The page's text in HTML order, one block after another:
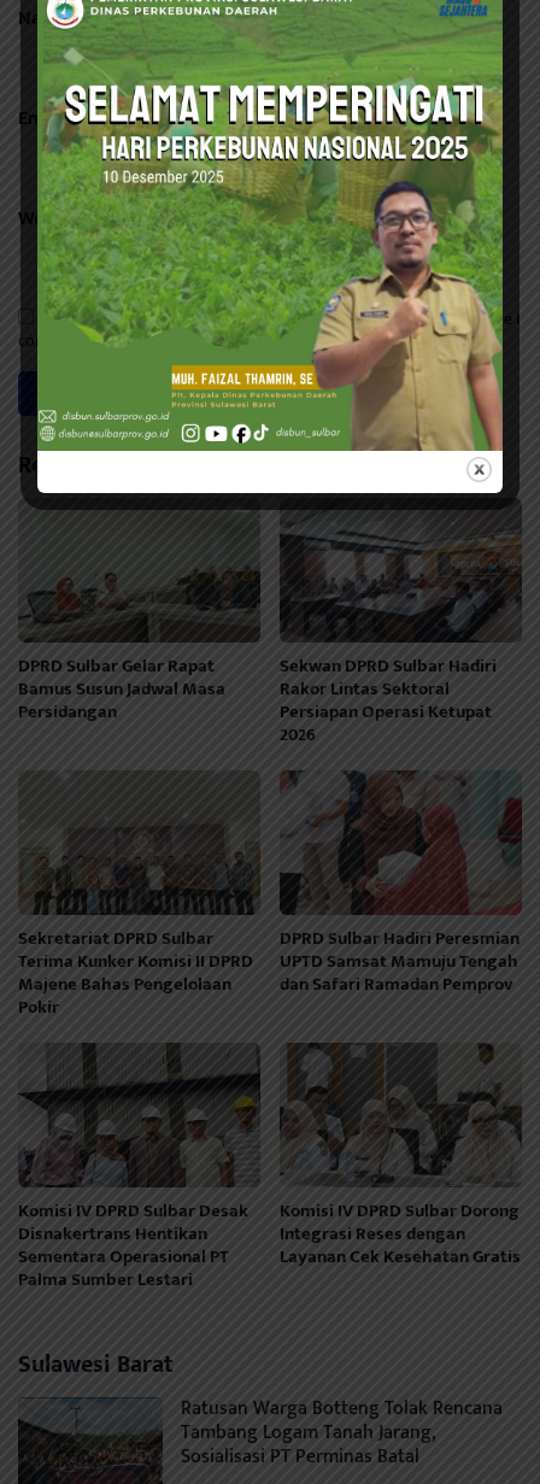
Name*
Email*
Website
Save my name, email, and website in this browser for the next time I
comment.
Related Posts
DPRD Sulbar Gelar Rapat
Bamus Susun Jadwal Masa
Persidangan
Sekwan DPRD Sulbar Hadiri
Rakor Lintas Sektoral
Persiapan Operasi Ketupat
2026
Sekretariat DPRD Sulbar
Terima Kunker Komisi II DPRD
Majene Bahas Pengelolaan
Pokir
DPRD Sulbar Hadiri Peresmian
UPTD Samsat Mamuju Tengah
dan Safari Ramadan Pemprov
Komisi IV DPRD Sulbar Desak
Disnakertrans Hentikan
Sementara Operasional PT
Palma Sumber Lestari
Komisi IV DPRD Sulbar Dorong
Integrasi Reses dengan
Layanan Cek Kesehatan Gratis
Sulawesi Barat
Ratusan Warga Botteng Tolak Rencana
Tambang Logam Tanah Jarang,
Sosialisasi PT Perminas Batal